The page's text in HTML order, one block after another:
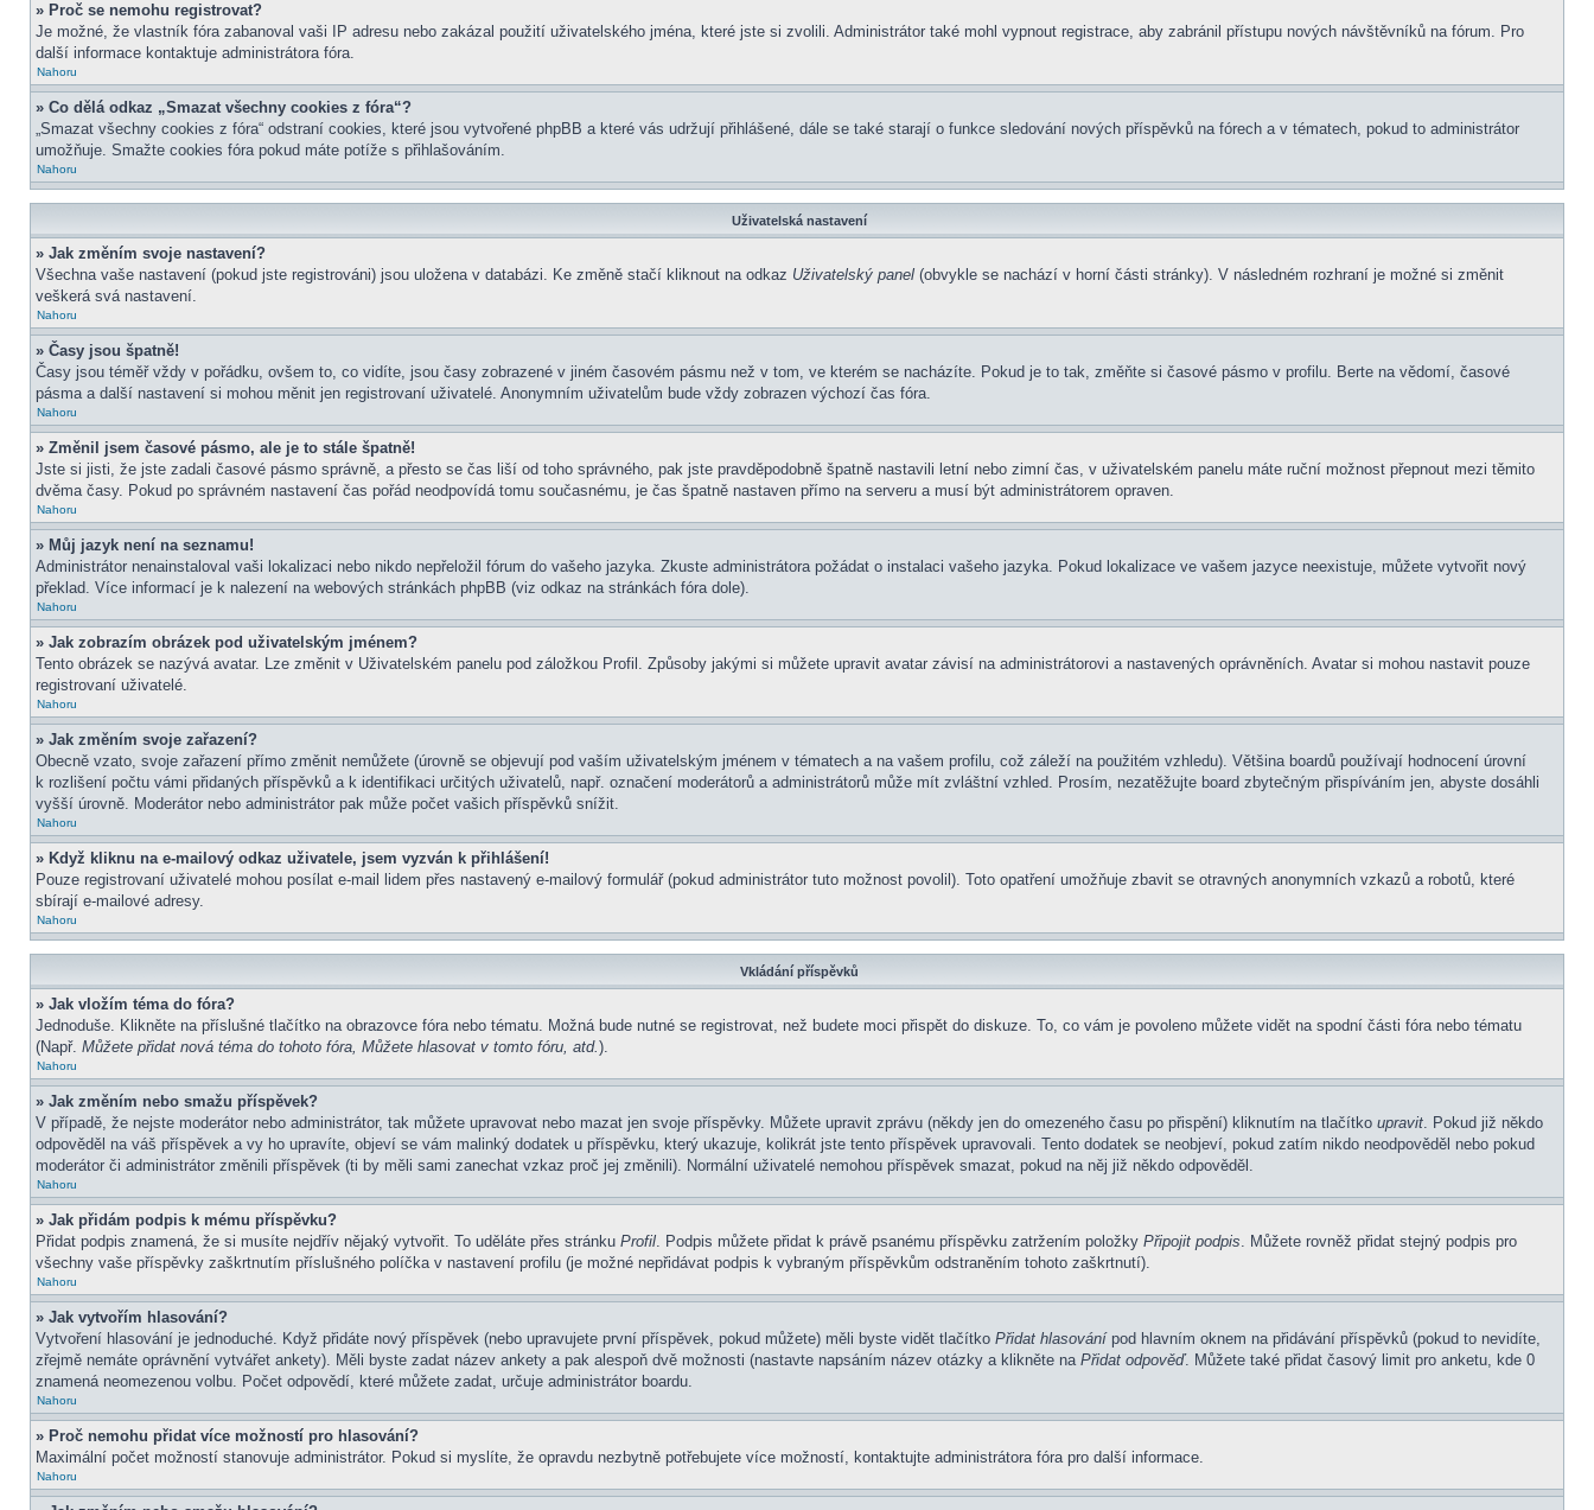
» Proč se nemohu registrovat?
Je možné, že vlastník fóra zabanoval vaši IP adresu nebo zakázal použití uživatelského jména, které jste si zvolili. Administrátor také mohl vypnout registrace, aby zabránil přístupu nových návštěvníků na fórum. Pro
další informace kontaktuje administrátora fóra.
Nahoru
» Co dělá odkaz „Smazat všechny cookies z fóra“?
„Smazat všechny cookies z fóra“ odstraní cookies, které jsou vytvořené phpBB a které vás udržují přihlášené, dále se také starají o funkce sledování nových příspěvků na fórech a v tématech, pokud to administrátor
umožňuje. Smažte cookies fóra pokud máte potíže s přihlašováním.
Nahoru
Uživatelská nastavení
» Jak změním svoje nastavení?
Všechna vaše nastavení (pokud jste registrováni) jsou uložena v databázi. Ke změně stačí kliknout na odkaz Uživatelský panel (obvykle se nachází v horní části stránky). V následném rozhraní je možné si změnit
veškerá svá nastavení.
Nahoru
» Časy jsou špatně!
Časy jsou téměř vždy v pořádku, ovšem to, co vidíte, jsou časy zobrazené v jiném časovém pásmu než v tom, ve kterém se nacházíte. Pokud je to tak, změňte si časové pásmo v profilu. Berte na vědomí, časové
pásma a další nastavení si mohou měnit jen registrovaní uživatelé. Anonymním uživatelům bude vždy zobrazen výchozí čas fóra.
Nahoru
» Změnil jsem časové pásmo, ale je to stále špatně!
Jste si jisti, že jste zadali časové pásmo správně, a přesto se čas liší od toho správného, pak jste pravděpodobně špatně nastavili letní nebo zimní čas, v uživatelském panelu máte ruční možnost přepnout mezi těmito
dvěma časy. Pokud po správném nastavení čas pořád neodpovídá tomu současnému, je čas špatně nastaven přímo na serveru a musí být administrátorem opraven.
Nahoru
» Můj jazyk není na seznamu!
Administrátor nenainstaloval vaši lokalizaci nebo nikdo nepřeložil fórum do vašeho jazyka. Zkuste administrátora požádat o instalaci vašeho jazyka. Pokud lokalizace ve vašem jazyce neexistuje, můžete vytvořit nový
překlad. Více informací je k nalezení na webových stránkách phpBB (viz odkaz na stránkách fóra dole).
Nahoru
» Jak zobrazím obrázek pod uživatelským jménem?
Tento obrázek se nazývá avatar. Lze změnit v Uživatelském panelu pod záložkou Profil. Způsoby jakými si můžete upravit avatar závisí na administrátorovi a nastavených oprávněních. Avatar si mohou nastavit pouze
registrovaní uživatelé.
Nahoru
» Jak změním svoje zařazení?
Obecně vzato, svoje zařazení přímo změnit nemůžete (úrovně se objevují pod vaším uživatelským jménem v tématech a na vašem profilu, což záleží na použitém vzhledu). Většina boardů používají hodnocení úrovní
k rozlišení počtu vámi přidaných příspěvků a k identifikaci určitých uživatelů, např. označení moderátorů a administrátorů může mít zvláštní vzhled. Prosím, nezatěžujte board zbytečným přispíváním jen, abyste dosáhli
vyšší úrovně. Moderátor nebo administrátor pak může počet vašich příspěvků snížit.
Nahoru
» Když kliknu na e-mailový odkaz uživatele, jsem vyzván k přihlášení!
Pouze registrovaní uživatelé mohou posílat e-mail lidem přes nastavený e-mailový formulář (pokud administrátor tuto možnost povolil). Toto opatření umožňuje zbavit se otravných anonymních vzkazů a robotů, které
sbírají e-mailové adresy.
Nahoru
Vkládání příspěvků
» Jak vložím téma do fóra?
Jednoduše. Klikněte na příslušné tlačítko na obrazovce fóra nebo tématu. Možná bude nutné se registrovat, než budete moci přispět do diskuze. To, co vám je povoleno můžete vidět na spodní části fóra nebo tématu
(Např. Můžete přidat nová téma do tohoto fóra, Můžete hlasovat v tomto fóru, atd.).
Nahoru
» Jak změním nebo smažu příspěvek?
V případě, že nejste moderátor nebo administrátor, tak můžete upravovat nebo mazat jen svoje příspěvky. Můžete upravit zprávu (někdy jen do omezeného času po přispění) kliknutím na tlačítko upravit. Pokud již někdo
odpověděl na váš příspěvek a vy ho upravíte, objeví se vám malinký dodatek u příspěvku, který ukazuje, kolikrát jste tento příspěvek upravovali. Tento dodatek se neobjeví, pokud zatím nikdo neodpověděl nebo pokud
moderátor či administrátor změnili příspěvek (ti by měli sami zanechat vzkaz proč jej změnili). Normální uživatelé nemohou příspěvek smazat, pokud na něj již někdo odpověděl.
Nahoru
» Jak přidám podpis k mému příspěvku?
Přidat podpis znamená, že si musíte nejdřív nějaký vytvořit. To uděláte přes stránku Profil. Podpis můžete přidat k právě psanému příspěvku zatržením položky Připojit podpis. Můžete rovněž přidat stejný podpis pro
všechny vaše příspěvky zaškrtnutím příslušného políčka v nastavení profilu (je možné nepřidávat podpis k vybraným příspěvkům odstraněním tohoto zaškrtnutí).
Nahoru
» Jak vytvořím hlasování?
Vytvoření hlasování je jednoduché. Když přidáte nový příspěvek (nebo upravujete první příspěvek, pokud můžete) měli byste vidět tlačítko Přidat hlasovánípod hlavním oknem na přidávání příspěvků (pokud to nevidíte,
zřejmě nemáte oprávnění vytvářet ankety). Měli byste zadat název ankety a pak alespoň dvě možnosti (nastavte napsáním název otázky a klikněte na Přidat odpověď. Můžete také přidat časový limit pro anketu, kde 0
znamená neomezenou volbu. Počet odpovědí, které můžete zadat, určuje administrátor boardu.
Nahoru
» Proč nemohu přidat více možností pro hlasování?
Maximální počet možností stanovuje administrátor. Pokud si myslíte, že opravdu nezbytně potřebujete více možností, kontaktujte administrátora fóra pro další informace.
Nahoru